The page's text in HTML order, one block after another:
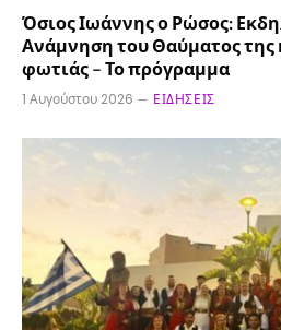
Όσιος Ιωάννης ο Ρώσος:
Ανάμνηση του Θαύματος της
φωτιάς – Το πρόγραμμα
1 Αυγούστου 2026 ΕΙΔΉΣΕΙΣ